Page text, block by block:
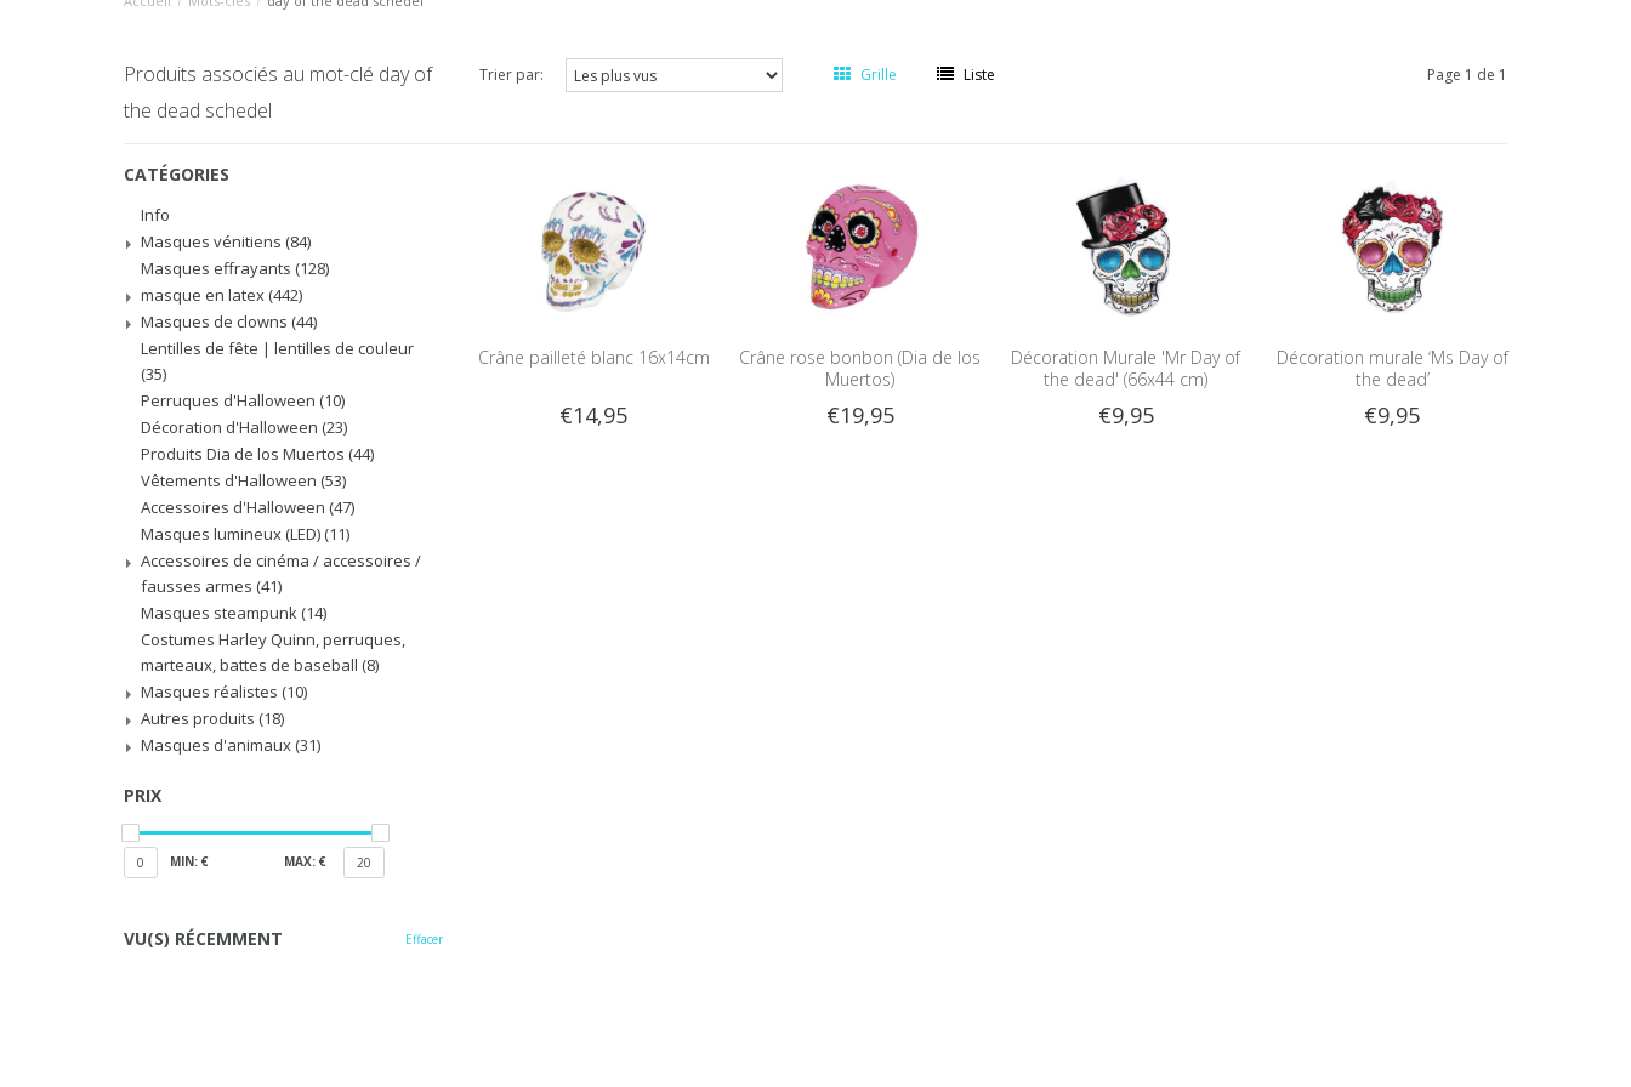
Produits associés au mot-clé day of
the dead schedel
Trier par: Grille Liste Page 1 de 1
CATÉGORIES
Info
Masques vénitiens (84)
Masques effrayants (128)
masque en latex (442)
Masques de clowns (44)
Lentilles de fête | lentilles de couleur
(35)
Perruques d'Halloween (10)
Décoration d'Halloween (23)
Produits Dia de los Muertos (44)
Vêtements d'Halloween (53)
Accessoires d'Halloween (47)
Masques lumineux (LED) (11)
Accessoires de cinéma / accessoires /
fausses armes (41)
Masques steampunk (14)
Costumes Harley Quinn, perruques,
marteaux, battes de baseball (8)
Masques réalistes (10)
Autres produits (18)
Masques d'animaux (31)
PRIX
0 MIN: € MAX: € 20
VU(S) RÉCEMMENT Effacer
Crâne pailleté blanc 16x14cm
€14,95
Crâne rose bonbon (Dia de los
Muertos)
€19,95
Décoration Murale 'Mr Day of
the dead' (66x44 cm)
€9,95
Décoration murale ‘Ms Day of
the dead’
€9,95